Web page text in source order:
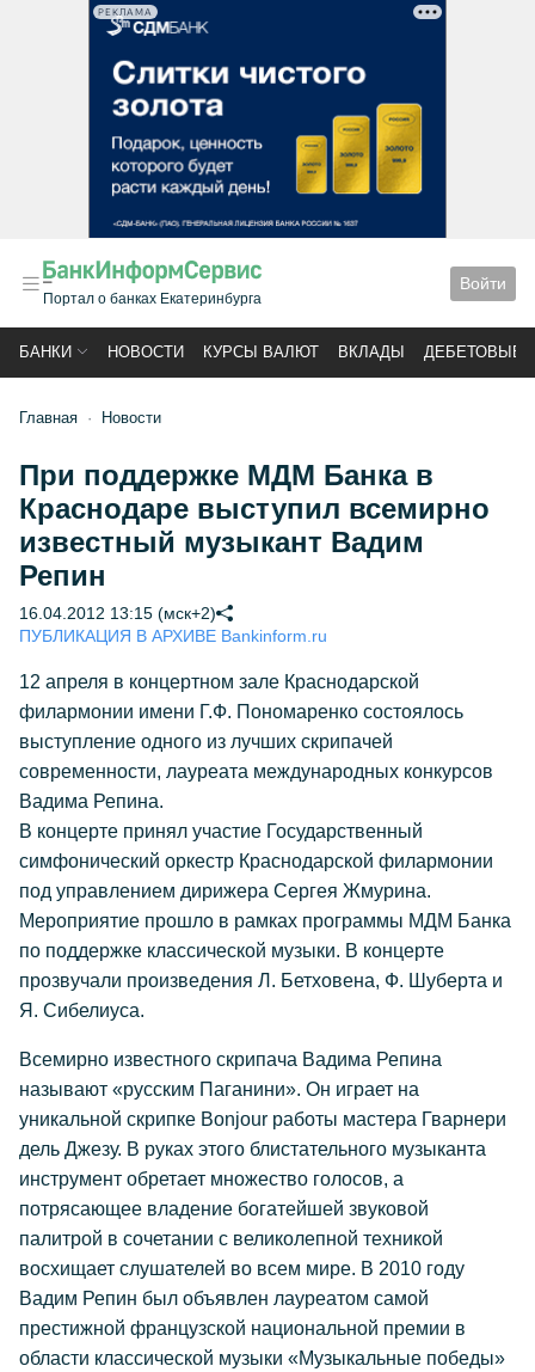
РЕКЛАМА
Портал о банках Екатеринбурга
Войти
БАНКИ НОВОСТИ КУРСЫ ВАЛЮТ ВКЛАДЫ ДЕБЕТОВЫЕ
Главная Новости
При поддержке МДМ Банка в
Краснодаре выступил всемирно
известный музыкант Вадим
Репин
16.04.2012 13:15 (мск+2)
ПУБЛИКАЦИЯ В АРХИВЕ Bankinform.ru
12 апреля в концертном зале Краснодарской
филармонии имени Г.Ф. Пономаренко состоялось
выступление одного из лучших скрипачей
современности, лауреата международных конкурсов
Вадима Репина.
В концерте принял участие Государственный
симфонический оркестр Краснодарской филармонии
под управлением дирижера Сергея Жмурина.
Мероприятие прошло в рамках программы МДМ Банка
по поддержке классической музыки. В концерте
прозвучали произведения Л. Бетховена, Ф. Шуберта и
Я. Сибелиуса.
Всемирно известного скрипача Вадима Репина
называют «русским Паганини». Он играет на
уникальной скрипке Bonjour работы мастера Гварнери
дель Джезу. В руках этого блистательного музыканта
инструмент обретает множество голосов, а
потрясающее владение богатейшей звуковой
палитрой в сочетании с великолепной техникой
восхищает слушателей во всем мире. В 2010 году
Вадим Репин был объявлен лауреатом самой
престижной французской национальной премии в
области классической музыки «Музыкальные победы»